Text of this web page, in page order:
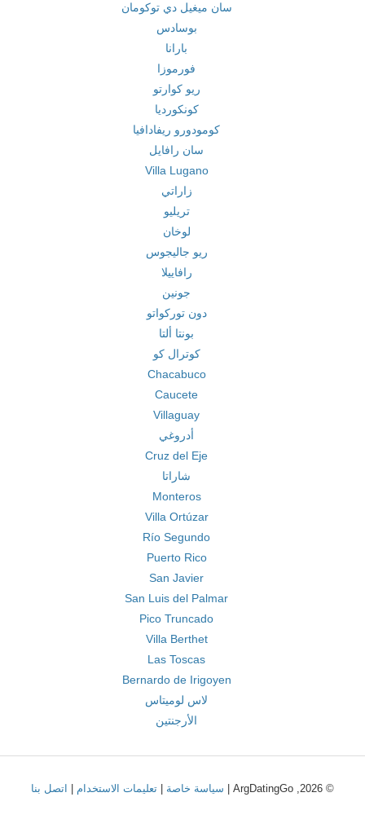
سان ميغيل دي توكومان
بوسادس
بارانا
فورموزا
ريو كوارتو
كونكورديا
كومودورو ريفادافيا
سان رافايل
Villa Lugano
زاراتي
تريليو
لوخان
ريو جاليجوس
رافاييلا
جونين
دون توركواتو
بونتا ألتا
کوترال کو
Chacabuco
Caucete
Villaguay
أدروغي
Cruz del Eje
شاراتا
Monteros
Villa Ortúzar
Río Segundo
Puerto Rico
San Javier
San Luis del Palmar
Pico Truncado
Villa Berthet
Las Toscas
Bernardo de Irigoyen
لاس لوميتاس
الأرجنتين
© 2026, ArgDatingGo | سياسة خاصة تعليمات الاستخدام اتصل بنا